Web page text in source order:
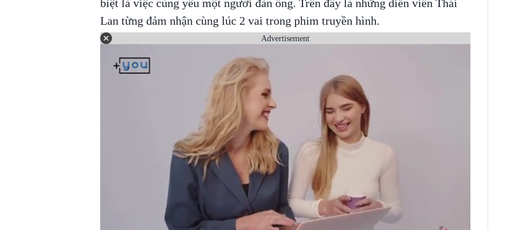
biệt là việc cùng yêu một người đàn ông. Trên đây là những diễn viên Thái
Lan từng đảm nhận cùng lúc 2 vai trong phim truyền hình.
Advertisement